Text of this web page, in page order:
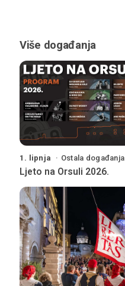
Više događanja
1. lipnja Ostala događanja
Ljeto na Orsuli 2026.